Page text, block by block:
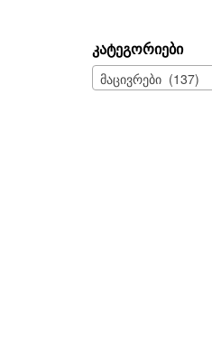
ᲙᲐᲢᲔᲒᲝᲠᲘᲔᲑᲘ
მაცივრები (137)